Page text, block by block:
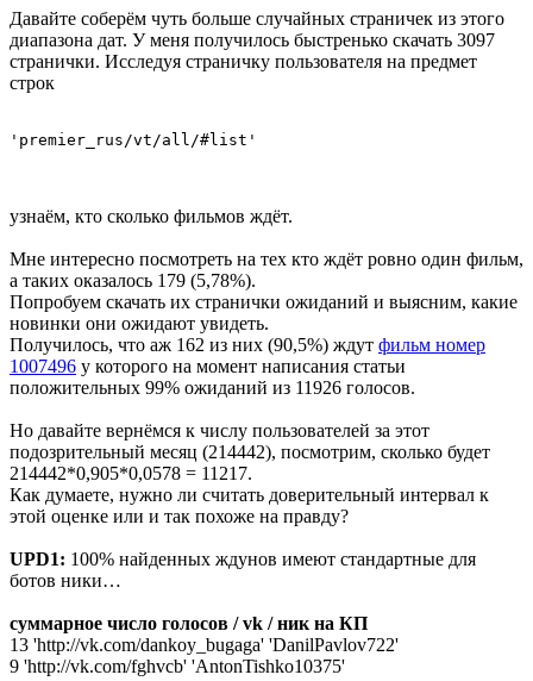
Давайте соберём чуть больше случайных страничек из этого
диапазона дат. У меня получилось быстренько скачать 3097
странички. Исследуя страничку пользователя на предмет
строк
'premier_rus/vt/all/#list'
узнаём, кто сколько фильмов ждёт.
Мне интересно посмотреть на тех кто ждёт ровно один фильм,
а таких оказалось 179 (5,78%).
Попробуем скачать их странички ожиданий и выясним, какие
новинки они ожидают увидеть.
Получилось, что аж 162 из них (90,5%) ждут фильм номер
1007496 у которого на момент написания статьи
положительных 99% ожиданий из 11926 голосов.
Но давайте вернёмся к числу пользователей за этот
подозрительный месяц (214442), посмотрим, сколько будет
214442*0,905*0,0578 = 11217.
Как думаете, нужно ли считать доверительный интервал к
этой оценке или и так похоже на правду?
UPD1: 100% найденных ждунов имеют стандартные для
ботов ники…
суммарное число голосов / vk / ник на КП
13 'http://vk.com/dankoy_bugaga' 'DanilPavlov722'
9 'http://vk.com/fghvcb' 'AntonTishko10375'